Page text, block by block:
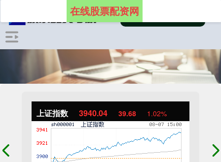
上证指数 3940.04 39.68 1.02%
在线股票配资网